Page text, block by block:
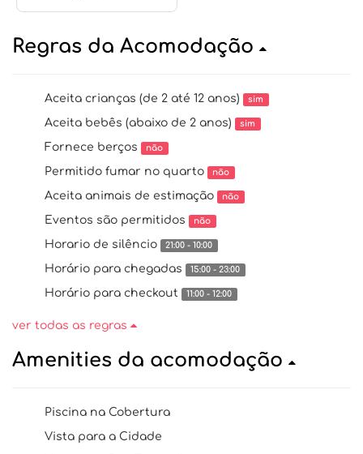
Regras da Acomodação
Aceita crianças (de 2 até 12 anos) sim
Aceita bebês (abaixo de 2 anos) sim
Fornece berços não
Permitido fumar no quarto não
Aceita animais de estimação não
Eventos são permitidos não
Horario de silêncio 21:00 - 10:00
Horário para chegadas 15:00 - 23:00
Horário para checkout 11:00 - 12:00
ver todas as regras
Amenities da acomodação
Piscina na Cobertura
Vista para a Cidade